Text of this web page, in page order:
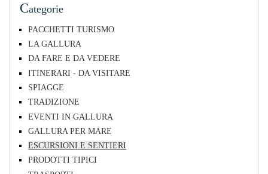
Categorie
PACCHETTI TURISMO
LA GALLURA
DA FARE E DA VEDERE
ITINERARI - DA VISITARE
SPIAGGE
TRADIZIONE
EVENTI IN GALLURA
GALLURA PER MARE
ESCURSIONI E SENTIERI
PRODOTTI TIPICI